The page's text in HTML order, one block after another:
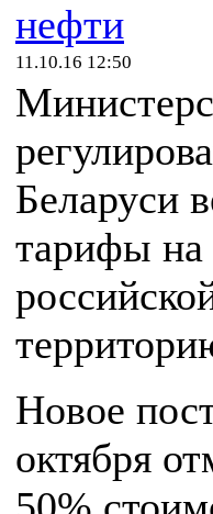
нефти
11.10.16 12:50
Беларуси
тарифы на
Новое
октября